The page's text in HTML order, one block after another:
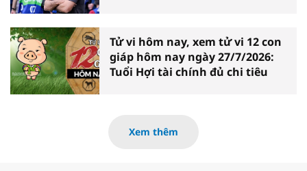
Tử vi hôm nay, xem tử vi 12 con
giáp hôm nay ngày 27/7/2026:
Tuổi Hợi tài chính đủ chi tiêu
Xem thêm